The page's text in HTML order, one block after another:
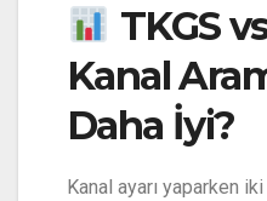
TKGS
Kanal
Daha İyi?
Kanal ayarı yaparken